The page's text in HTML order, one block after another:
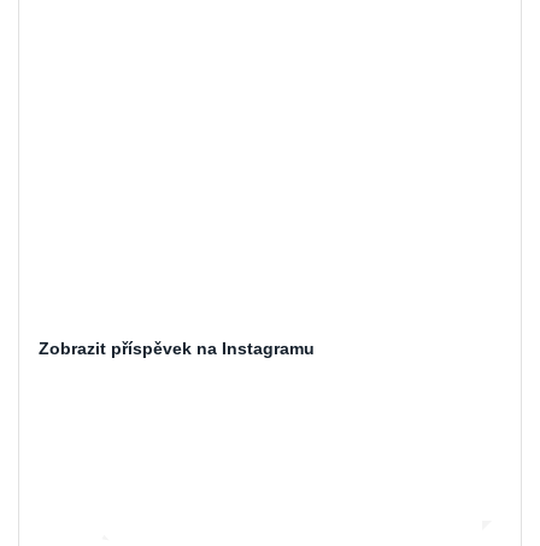
Zobrazit příspěvek na Instagramu